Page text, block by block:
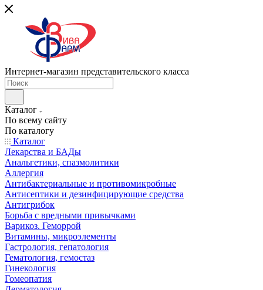
Интернет-магазин представительского класса
Каталог
По всему сайту
По каталогу
Каталог
Лекарства и БАДы
Анальгетики, спазмолитики
Аллергия
Антибактериальные и противомикробные
Антисептики и дезинфицирующие средства
Антигрибок
Борьба с вредными привычками
Варикоз. Геморрой
Витамины, микроэлементы
Гастрология, гепатология
Гематология, гемостаз
Гинекология
Гомеопатия